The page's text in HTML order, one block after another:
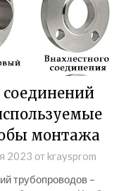
монтажа
2023 отkraysprom
трубопроводов –